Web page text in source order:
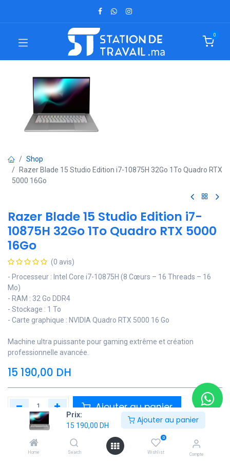
Prix:
15 190,00 DH
Ajouter au panier
Home Search
0
Wishlist Compte
0
Shop
Razer Blade 15 Studio Edition i7-10875H 32Go 1To Quadro RTX
5000 16Go
Razer Blade 15 Studio Edition i7-
10875H 32Go 1To Quadro RTX 5000
16Go
(0 avis)
- Processeur : Intel Core i7-10875H (8 Cœurs – 16 Threads – 16
Mo)
- RAM : 32 Go DDR4
- Stockage : 1 To
- Carte graphique : NVIDIA Quadro RTX 5000 16 Go
Machine ultra puissante pour gaming extrême et création
professionnelle avancée.
15 190,00 DH
Ajouter au panier
Ajouter à la liste de souhaits
Contactez Nous